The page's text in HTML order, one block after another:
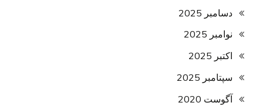
دسامبر 2025
نوامبر 2025
اکتبر 2025
سپتامبر 2025
آگوست 2020